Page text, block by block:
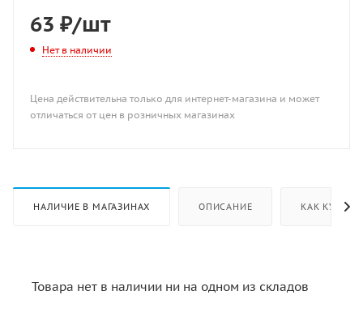
63 ₽/шт
Нет в наличии
Цена действительна только для интернет-магазина и может
отличаться от цен в розничных магазинах
НАЛИЧИЕ В МАГАЗИНАХ ОПИСАНИЕ КАК КУПИТЬ
Товара нет в наличии ни на одном из складов